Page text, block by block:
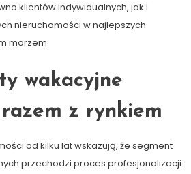
klientów indywidualnych, jak i
nieruchomości w najlepszych
morzem.
wakacyjne
z rynkiem
od kilku lat wskazują, że segment
przechodzi proces profesjonalizacji.